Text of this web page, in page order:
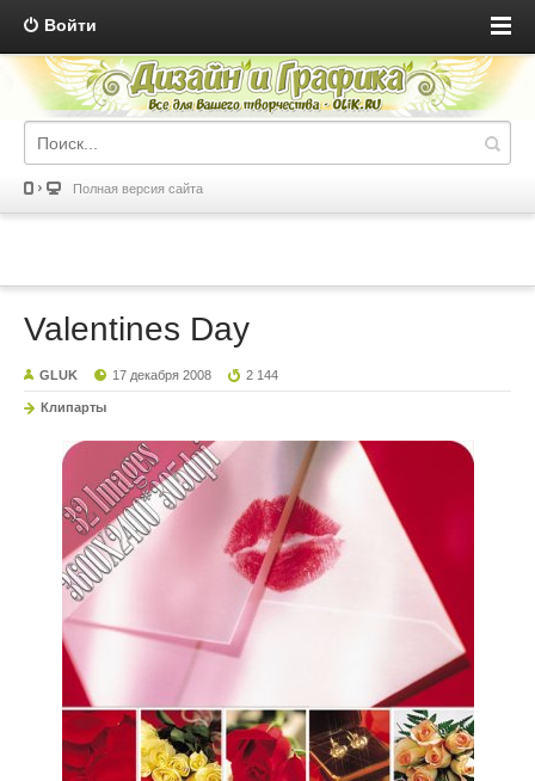
Войти
Полная версия сайта
Valentines Day
GLUK 17 декабря 2008 2 144
Клипарты